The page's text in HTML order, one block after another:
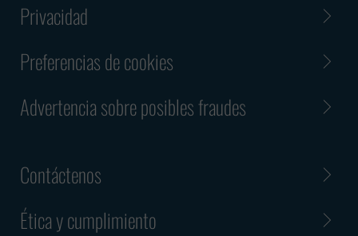
Privacidad
Preferencias de cookies
Advertencia sobre posibles fraudes
Contáctenos
Ética y cumplimiento